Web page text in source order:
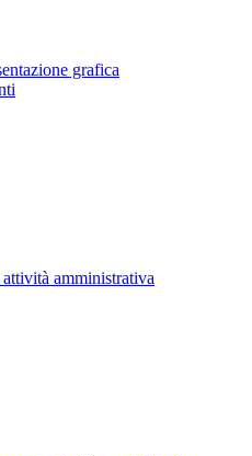
grafica
amministrativa